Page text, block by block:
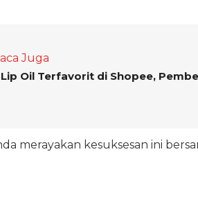
Juga
Oil Terfavorit di Shopee,
merayakan kesuksesan ini